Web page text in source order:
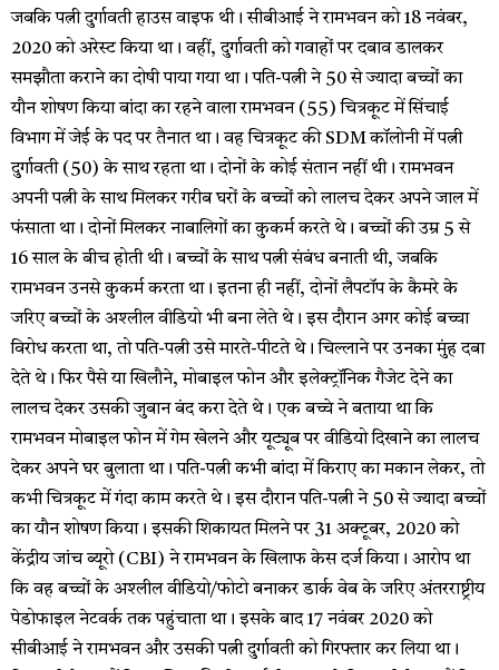
जबकि पत्नी दुर्गावती हाउस वाइफ थी। सीबीआई ने रामभवन को 18 नवंबर,
2020 को अरेस्ट किया था। वहीं, दुर्गावती को गवाहों पर दबाव डालकर
समझौता कराने का दोषी पाया गया था। पति-पत्नी ने 50 से ज्यादा बच्चों का
यौन शोषण किया बांदा का रहने वाला रामभवन (55) चित्रकूट में सिंचाई
विभाग में जेई के पद पर तैनात था। वह चित्रकूट की SDM कॉलोनी में पत्नी
दुर्गावती (50) के साथ रहता था। दोनों के कोई संतान नहीं थी। रामभवन
अपनी पत्नी के साथ मिलकर गरीब घरों के बच्चों को लालच देकर अपने जाल में
फंसाता था। दोनों मिलकर नाबालिगों का कुकर्म करते थे। बच्चों की उम्र 5 से
16 साल के बीच होती थी। बच्चों के साथ पत्नी संबंध बनाती थी, जबकि
रामभवन उनसे कुकर्म करता था। इतना ही नहीं, दोनों लैपटॉप के कैमरे के
जरिए बच्चों के अश्लील वीडियो भी बना लेते थे। इस दौरान अगर कोई बच्चा
विरोध करता था, तो पति-पत्नी उसे मारते-पीटते थे। चिल्लाने पर उनका मुंह दबा
देते थे। फिर पैसे या खिलौने, मोबाइल फोन और इलेक्ट्रॉनिक गैजेट देने का
लालच देकर उसकी जुबान बंद करा देते थे। एक बच्चे ने बताया था कि
रामभवन मोबाइल फोन में गेम खेलने और यूट्यूब पर वीडियो दिखाने का लालच
देकर अपने घर बुलाता था। पति-पत्नी कभी बांदा में किराए का मकान लेकर, तो
कभी चित्रकूट में गंदा काम करते थे। इस दौरान पति-पत्नी ने 50 से ज्यादा बच्चों
का यौन शोषण किया। इसकी शिकायत मिलने पर 31 अक्टूबर, 2020 को
केंद्रीय जांच ब्यूरो (CBI) ने रामभवन के खिलाफ केस दर्ज किया। आरोप था
कि वह बच्चों के अश्लील वीडियो/फोटो बनाकर डार्क वेब के जरिए अंतरराष्ट्रीय
पेडोफाइल नेटवर्क तक पहुंचाता था। इसके बाद 17 नवंबर 2020 को
सीबीआई ने रामभवन और उसकी पत्नी दुर्गावती को गिरफ्तार कर लिया था।